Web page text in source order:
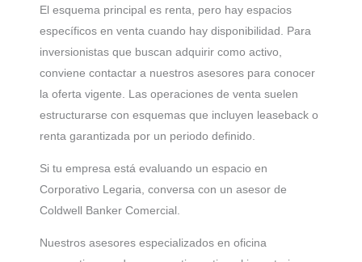
El esquema principal es renta, pero hay espacios
específicos en venta cuando hay disponibilidad. Para
inversionistas que buscan adquirir como activo,
conviene contactar a nuestros asesores para conocer
la oferta vigente. Las operaciones de venta suelen
estructurarse con esquemas que incluyen leaseback o
renta garantizada por un periodo definido.
Si tu empresa está evaluando un espacio en
Corporativo Legaria, conversa con un asesor de
Coldwell Banker Comercial.
Nuestros asesores especializados en oficina